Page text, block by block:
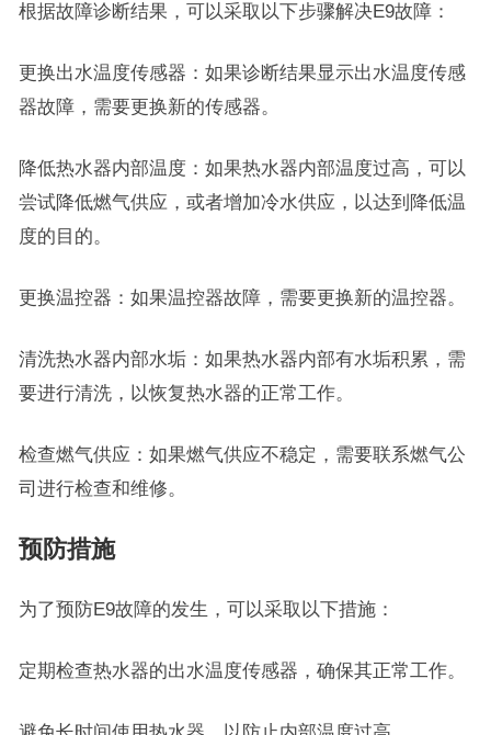
根据故障诊断结果，可以采取以下步骤解决E9故障：
更换出水温度传感器：如果诊断结果显示出水温度传感
器故障，需要更换新的传感器。
降低热水器内部温度：如果热水器内部温度过高，可以
尝试降低燃气供应，或者增加冷水供应，以达到降低温
度的目的。
更换温控器：如果温控器故障，需要更换新的温控器。
清洗热水器内部水垢：如果热水器内部有水垢积累，需
要进行清洗，以恢复热水器的正常工作。
检查燃气供应：如果燃气供应不稳定，需要联系燃气公
司进行检查和维修。
预防措施
为了预防E9故障的发生，可以采取以下措施：
定期检查热水器的出水温度传感器，确保其正常工作。